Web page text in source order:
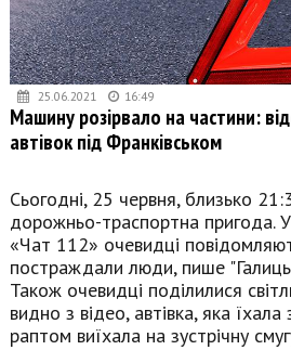
25.06.2021 16:49
Машину розірвало на частини:
автівок під Франківськом
Сьогодні, 25 червня, близько
дорожньо-траспортна пригода.
«Чат 112» очевидці
постраждали люди, пише
Також очевидці поділилися
видно з відео, автівка, яка їхала
раптом виїхала на зустрічну